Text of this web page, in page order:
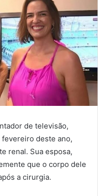
de televisão,
deste ano,
renal. Sua esposa,
que o corpo dele
a cirurgia.